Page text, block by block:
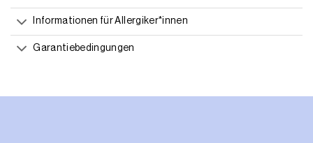
Informationen für Allergiker*innen
Garantiebedingungen